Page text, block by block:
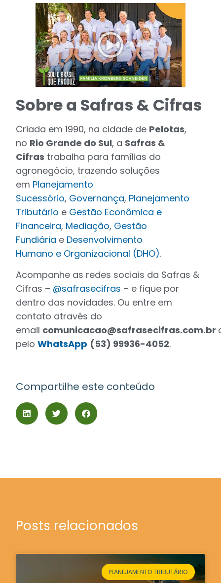
Sobre a Safras & Cifras
Criada em 1990, na cidade de Pelotas,
no Rio Grande do Sul, a Safras &
Cifras trabalha para famílias do
agronegócio, trazendo soluções
em Planejamento
Sucessório, Governança, Planejamento
Tributário e Gestão Econômica e
Financeira, Mediação, Gestão
Fundiária e Desenvolvimento
Humano e Organizacional (DHO).
Acompanhe as redes sociais da Safras &
Cifras – @safrasecifras – e fique por
dentro das novidades. Ou entre em
contato através do
email comunicacao@safrasecifras.com.br
peloWhatsApp (53) 99936-4052.
Compartilhe este conteúdo
Posts relacionados
PLANEJAMENTO TRIBUTÁRIO